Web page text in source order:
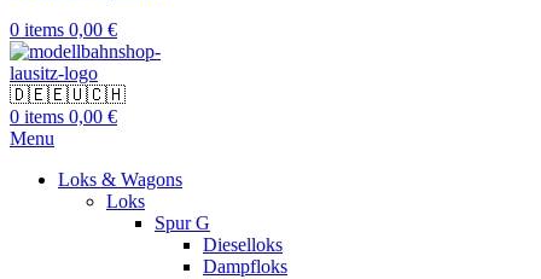
0 items 0,00 €
🇩🇪🇪🇺🇨🇭
0 items 0,00 €
Menu
Loks & Wagons
Loks
Spur G
Dieselloks
Dampfloks